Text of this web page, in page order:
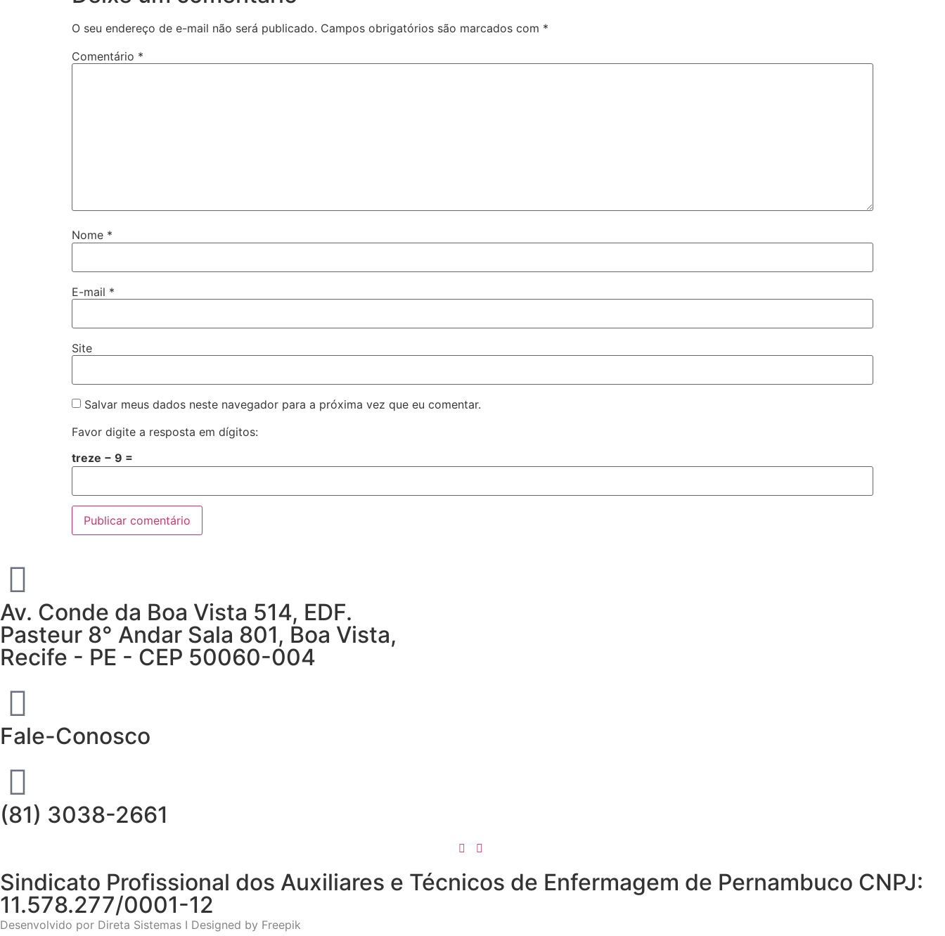
O seu endereço de e-mail não será publicado. Campos obrigatórios são marcados com *
Comentário *
Nome *
E-mail *
Site
Salvar meus dados neste navegador para a próxima vez que eu comentar.
Favor digite a resposta em dígitos:
treze − 9 =
Av. Conde da Boa Vista 514, EDF.
Pasteur 8° Andar Sala 801, Boa Vista,
Recife - PE - CEP 50060-004
Fale-Conosco
(81) 3038-2661
Sindicato Profissional dos Auxiliares e Técnicos de Enfermagem de Pernambuco CNPJ:
11.578.277/0001-12
Desenvolvido por Direta Sistemas I Designed by Freepik